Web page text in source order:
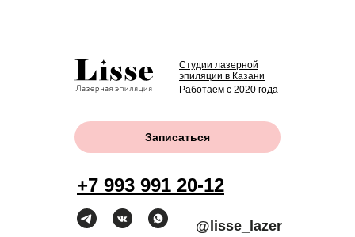
Студии лазерной
эпиляции в Казани
+7 993 991 20-12
@lisse_lazer
Записаться
Работаем с 2020 года